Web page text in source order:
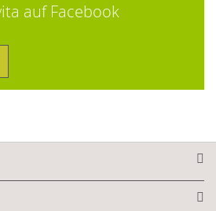
auf Facebook